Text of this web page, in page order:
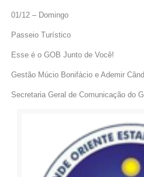
01/12 – Domingo
Passeio Turístico
Esse é o GOB Junto de Você!
Gestão Múcio Bonifácio e Ademir
Secretaria Geral de Comunicação do